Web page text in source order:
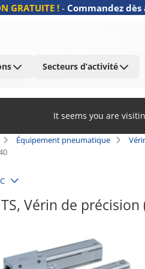
GRATUITE !- Commandez
Secteurs d’activité
It seems you are
Équipement pneumatique
Vérin de précision